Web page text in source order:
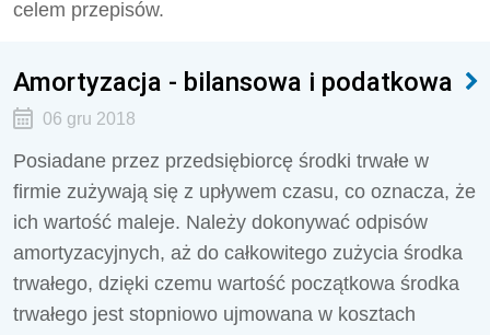
celem przepisów.
Amortyzacja - bilansowa i podatkowa
06 gru 2018
Posiadane przez przedsiębiorcę środki trwałe w
firmie zużywają się z upływem czasu, co oznacza, że
ich wartość maleje. Należy dokonywać odpisów
amortyzacyjnych, aż do całkowitego zużycia środka
trwałego, dzięki czemu wartość początkowa środka
trwałego jest stopniowo ujmowana w kosztach